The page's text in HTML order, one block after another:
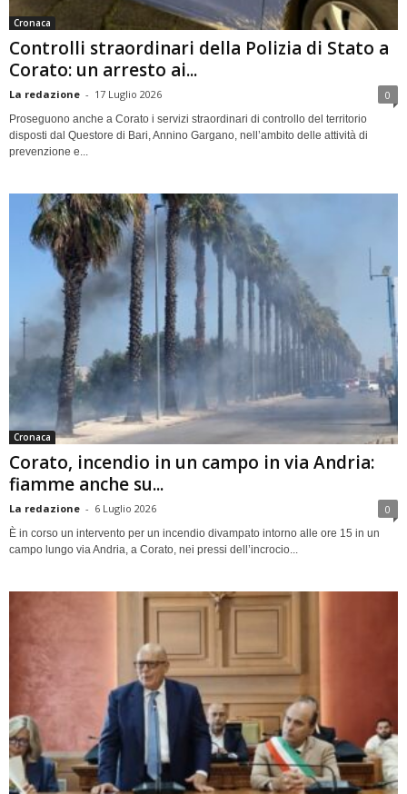
Cronaca
Controlli straordinari della Polizia di Stato a
Corato: un arresto ai...
La redazione - 17 Luglio 2026 0
Proseguono anche a Corato i servizi straordinari di controllo del territorio
disposti dal Questore di Bari, Annino Gargano, nell’ambito delle attività di
prevenzione e...
Cronaca
Corato, incendio in un campo in via Andria:
fiamme anche su...
La redazione - 6 Luglio 2026 0
È in corso un intervento per un incendio divampato intorno alle ore 15 in un
campo lungo via Andria, a Corato, nei pressi dell’incrocio...